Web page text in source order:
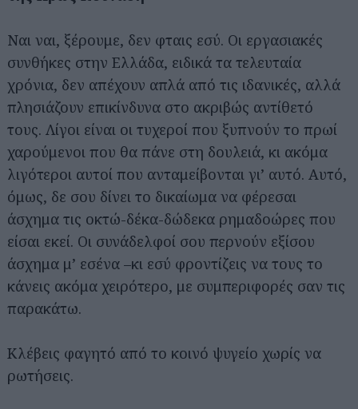
Ναι ναι, ξέρουμε, δεν φταις εσύ. Οι εργασιακές
συνθήκες στην Ελλάδα, ειδικά τα τελευταία
χρόνια, δεν απέχουν απλά από τις ιδανικές, αλλά
πλησιάζουν επικίνδυνα στο ακριβώς αντίθετό
τους. Λίγοι είναι οι τυχεροί που ξυπνούν το πρωί
χαρούμενοι που θα πάνε στη δουλειά, κι ακόμα
λιγότεροι αυτοί που ανταμείβονται γι’ αυτό. Αυτό,
όμως, δε σου δίνει το δικαίωμα να φέρεσαι
άσχημα τις οκτώ-δέκα-δώδεκα ρημαδοώρες που
είσαι εκεί. Οι συνάδελφοί σου περνούν εξίσου
άσχημα μ’ εσένα –κι εσύ φροντίζεις να τους το
κάνεις ακόμα χειρότερο, με συμπεριφορές σαν τις
παρακάτω.
Κλέβεις φαγητό από το κοινό ψυγείο χωρίς να
ρωτήσεις.